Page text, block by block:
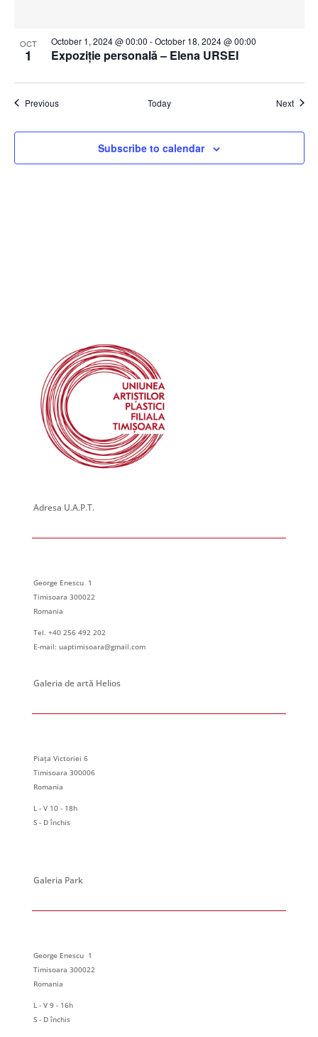
OCT
1 Expoziție personală – Elena URSEI
October 1, 2024 @ 00:00 -October 18, 2024 @ 00:00
PreviousEvents Today Next
Subscribe to calendar
Adresa U.A.P.T.
George Enescu 1
Timisoara 300022
Romania
Tel. +40 256 492 202
E-mail: uaptimisoara@gmail.com
Galeria de artă Helios
Piața Victoriei 6
Timisoara 300006
Romania
L - V 10 - 18h
S - D închis
Galeria Park
George Enescu 1
Timisoara 300022
Romania
L - V 9 - 16h
S - D închis